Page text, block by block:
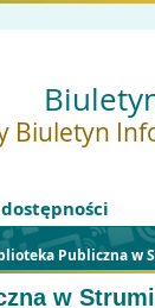
Biuletyn
Publiczna w
w